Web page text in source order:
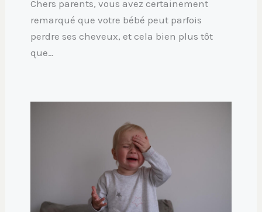
Chers parents, vous avez certainement
remarqué que votre bébé peut parfois
perdre ses cheveux, et cela bien plus tôt
que…